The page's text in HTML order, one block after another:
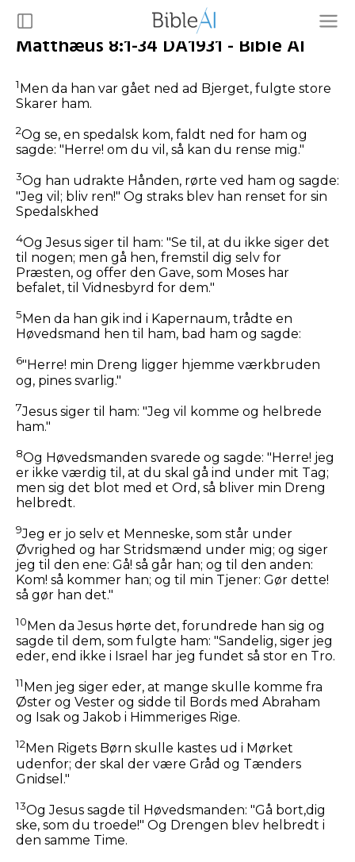
Matthæus 8:1-34 DA1931 - Bible AI
1Men da han var gået ned ad Bjerget, fulgte store
Skarer ham.
2Og se, en spedalsk kom, faldt ned for ham og
sagde: "Herre! om du vil, så kan du rense mig."
3Og han udrakte Hånden, rørte ved ham og sagde:
"Jeg vil; bliv ren!" Og straks blev han renset for sin
Spedalskhed
4Og Jesus siger til ham: "Se til, at du ikke siger det
til nogen; men gå hen, fremstil dig selv for
Præsten, og offer den Gave, som Moses har
befalet, til Vidnesbyrd for dem."
5 Men da han gik ind i Kapernaum, trådte en
Høvedsmand hen til ham, bad ham og sagde:
6"Herre! min Dreng ligger hjemme værkbruden
og, pines svarlig."
7Jesus siger til ham: "Jeg vil komme og helbrede
ham."
8Og Høvedsmanden svarede og sagde: "Herre! jeg
er ikke værdig til, at du skal gå ind under mit Tag;
men sig det blot med et Ord, så bliver min Dreng
helbredt.
9Jeg er jo selv et Menneske, som står under
Øvrighed og har Stridsmænd under mig; og siger
jeg til den ene: Gå! så går han; og til den anden:
Kom! så kommer han; og til min Tjener: Gør dette!
så gør han det."
10Men da Jesus hørte det, forundrede han sig og
sagde til dem, som fulgte ham: "Sandelig, siger jeg
eder, end ikke i Israel har jeg fundet så stor en Tro.
11 Men jeg siger eder, at mange skulle komme fra
Øster og Vester og sidde til Bords med Abraham
og Isak og Jakob i Himmeriges Rige.
12Men Rigets Børn skulle kastes ud i Mørket
udenfor; der skal der være Gråd og Tænders
Gnidsel."
13Og Jesus sagde til Høvedsmanden: "Gå bort,dig
ske, som du troede!" Og Drengen blev helbredt i
den samme Time.